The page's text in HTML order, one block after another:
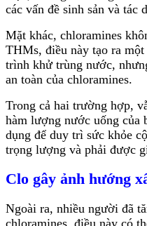
các vấn đề sinh sản và tác
Mặt khác, chloramines
THMs, điều này tạo ra
trình khử trùng nước,
an toàn của chloramines.
Trong cả hai trường hợp,
hàm lượng nước uống của
dụng để duy trì sức khỏe
trọng lượng và phải được
Clo gây ảnh hướng
Ngoài ra, nhiều người đã
chloramines, điều này có